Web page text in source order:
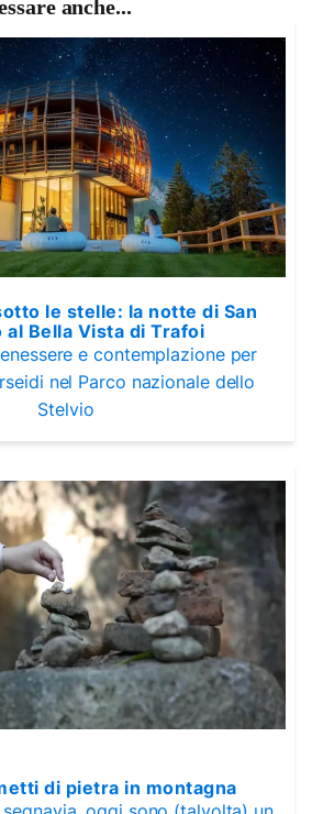
anche...
le stelle: la notte di San
al Bella Vista di Trafoi
e contemplazione per
nel Parco nazionale dello
Stelvio
di pietra in montagna